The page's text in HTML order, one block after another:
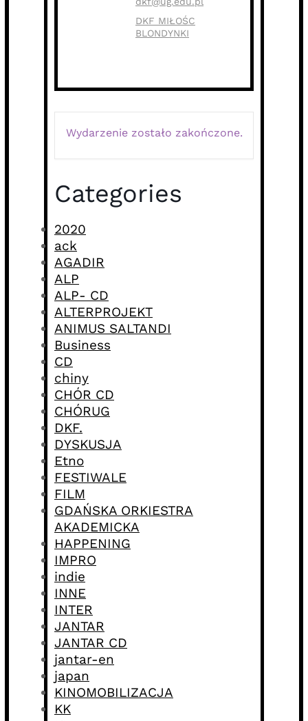
DKF MIŁOŚC
BLONDYNKI
Wydarzenie zostało zakończone.
Categories
2020
ack
AGADIR
ALP
ALP- CD
ALTERPROJEKT
ANIMUS SALTANDI
Business
CD
chiny
CHÓR CD
CHÓRUG
DKF.
DYSKUSJA
Etno
FESTIWALE
FILM
GDAŃSKA ORKIESTRA
AKADEMICKA
HAPPENING
IMPRO
indie
INNE
INTER
JANTAR
JANTAR CD
jantar-en
japan
KINOMOBILIZACJA
KK